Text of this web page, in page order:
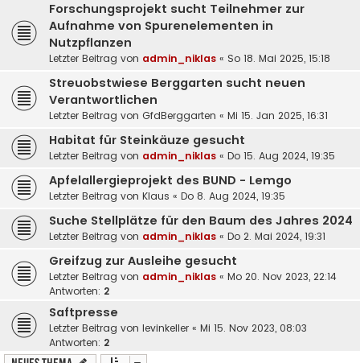
Forschungsprojekt sucht Teilnehmer zur
Aufnahme von Spurenelementen in
Nutzpflanzen
Letzter Beitrag von admin_niklas « So 18. Mai 2025, 15:18
Streuobstwiese Berggarten sucht neuen
Verantwortlichen
Letzter Beitrag von GfdBerggarten « Mi 15. Jan 2025, 16:31
Habitat für Steinkäuze gesucht
Letzter Beitrag von admin_niklas « Do 15. Aug 2024, 19:35
Apfelallergieprojekt des BUND - Lemgo
Letzter Beitrag von Klaus « Do 8. Aug 2024, 19:35
Suche Stellplätze für den Baum des Jahres 2024
Letzter Beitrag von admin_niklas « Do 2. Mai 2024, 19:31
Greifzug zur Ausleihe gesucht
Letzter Beitrag von admin_niklas « Mo 20. Nov 2023, 22:14
Antworten: 2
Saftpresse
Letzter Beitrag von levinkeller « Mi 15. Nov 2023, 08:03
Antworten: 2